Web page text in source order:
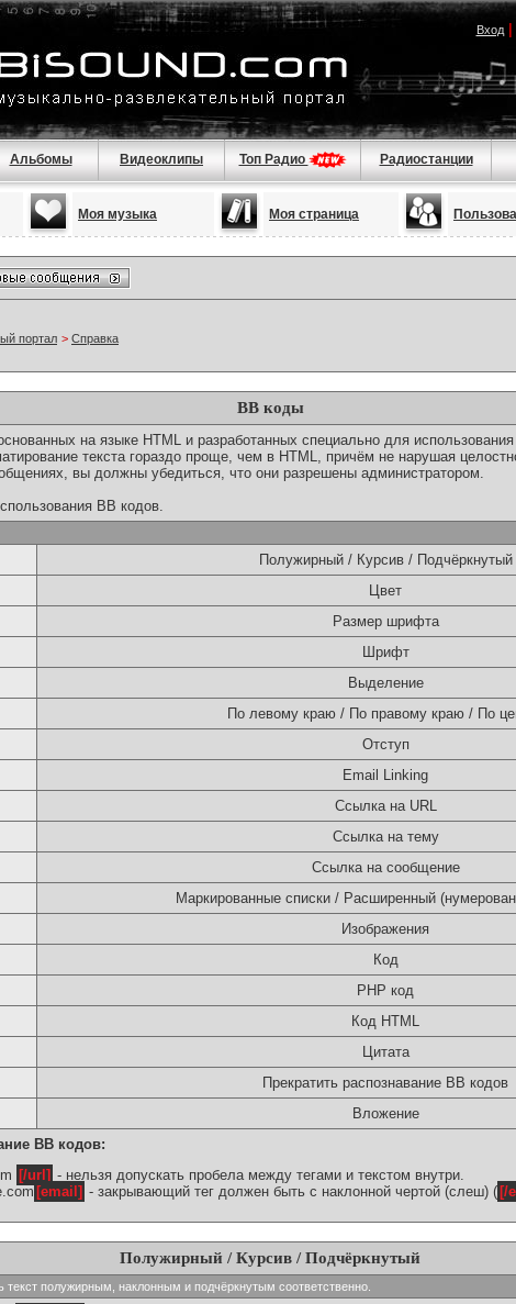
Вход|
Альбомы Видеоклипы Топ Радио Радиостанции
Моя музыка Моя страница
портал > Справка
BB коды
на языке HTML и разработанных специально для
текста гораздо проще, чем в HTML, причём не нарушая
вы должны убедиться, что они разрешены администратором.
BB кодов.
Полужирный / Курсив / Подчёркнутый
Цвет
Размер шрифта
Шрифт
Выделение
По левому краю / По правому краю / По
Отступ
Email Linking
Ссылка на URL
Ссылка на тему
Ссылка на сообщение
Маркированные списки / Расширенный
Изображения
Код
PHP код
Код HTML
Цитата
Прекратить распознавание BB кодов
Вложение
BB кодов:
[/url] - нельзя допускать пробела между тегами и текстом внутри.
[email] - закрывающий тег должен быть с наклонной чертой (слеш) ( [/
Полужирный / Курсив / Подчёркнутый
текст полужирным, наклонным и подчёркнутым соответственно.